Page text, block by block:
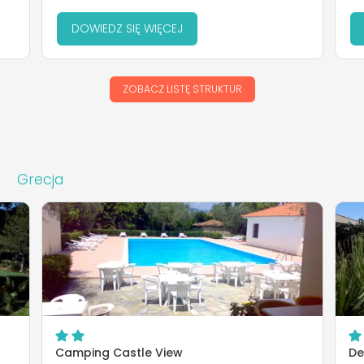
DOWIEDZ SIĘ WIĘCEJ
ZOBACZ LISTĘ STRUKTUR
Grecja
Camping Castle View